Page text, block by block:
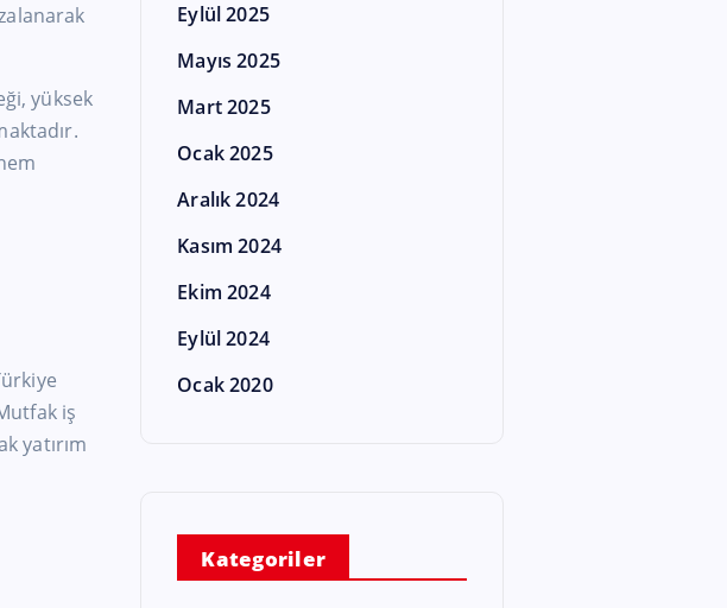
yüksek
iş
yatırım
Eylül 2025
Mayıs 2025
Mart 2025
Ocak 2025
Aralık 2024
Kasım 2024
Ekim 2024
Eylül 2024
Ocak 2020
Kategoriler